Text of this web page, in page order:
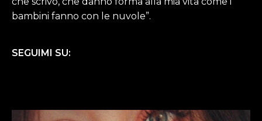
bambini fanno con le nuvole”.
SEGUIMI SU: